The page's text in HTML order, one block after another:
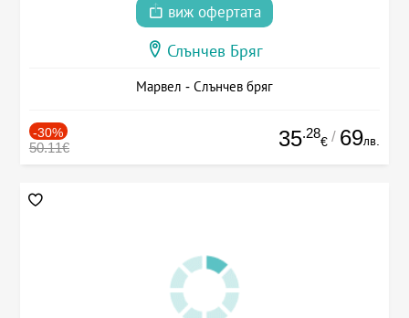
виж офертата
Слънчев Бряг
Марвел - Слънчев бряг
-30%
50.11€ 35.28
€ / 69лв.